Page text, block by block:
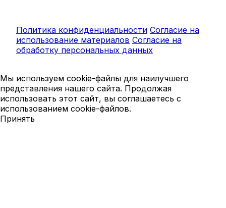
Политика конфиденциальности Согласие на
использование материалов Согласие на
обработку персональных данных
Мы используем cookie-файлы для наилучшего
представления нашего сайта. Продолжая
использовать этот сайт, вы соглашаетесь с
использованием cookie-файлов.
Принять